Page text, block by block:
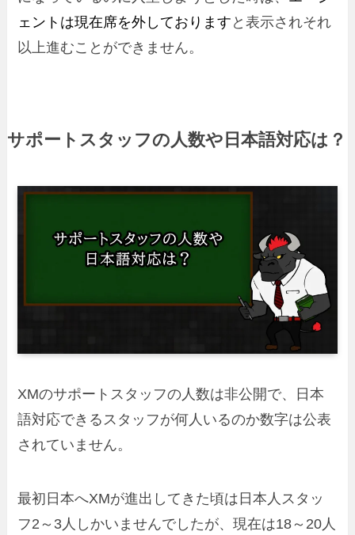
ェントは現在席を外しております と表示されそれ
以上進むことができません。
サポートスタッフの人数や日本語対応は？
XMのサポートスタッフの人数は非公開で、日本
語対応できるスタッフが何人いるのか数字は公表
されていません。
最初日本へXMが進出してきた頃は日本人スタッ
フ2～3人しかいませんでしたが、現在は18～20人